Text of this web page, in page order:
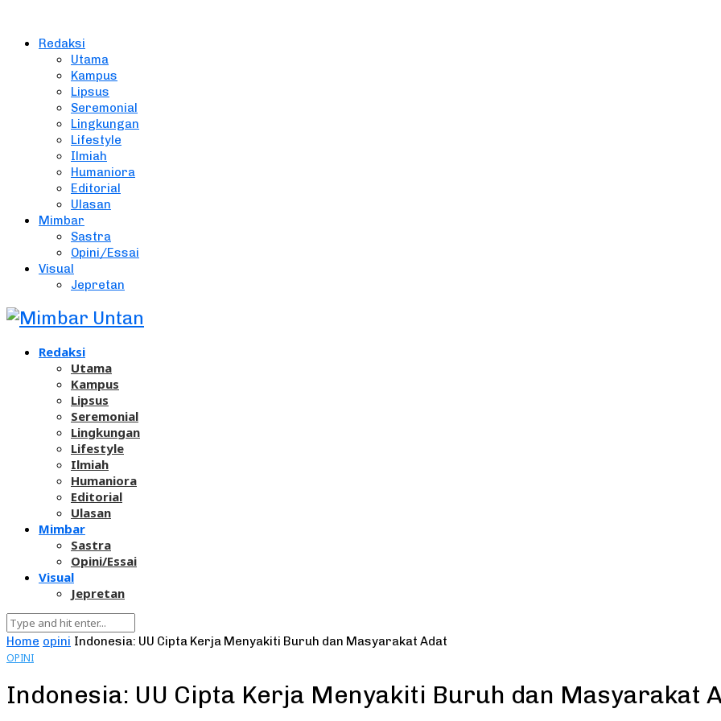
Redaksi
Utama
Kampus
Lipsus
Seremonial
Lingkungan
Lifestyle
Ilmiah
Humaniora
Editorial
Ulasan
Mimbar
Sastra
Opini/Essai
Visual
Jepretan
Redaksi
Utama
Kampus
Lipsus
Seremonial
Lingkungan
Lifestyle
Ilmiah
Humaniora
Editorial
Ulasan
Mimbar
Sastra
Opini/Essai
Visual
Jepretan
Home opini Indonesia: UU Cipta Kerja Menyakiti Buruh dan Masyarakat Adat
OPINI
Indonesia: UU Cipta Kerja Menyakiti Buruh dan Masyarakat